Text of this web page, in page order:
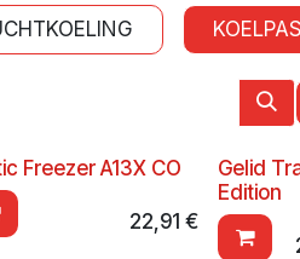
Freezer A13X CO
22,91 €
Gelid
Edition